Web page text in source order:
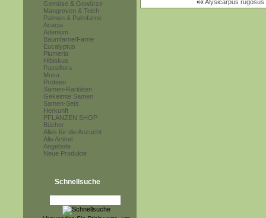
Gemüse & Gewürze
Mangroven & Teich
Palmen & Palmfarne
Acacia
Adenium
Baumfarne/Farne
Eucalyptus
Plumeria
Hibiskus
Passiflora
Musa
Proteen
Samen-Raritäten
Gekeimte Samen
Samen-Sets
Herkunft
PFLANZEN SHOP
Bücher
Alles für die Anzucht
Alle Artikel
Angebote
Neue Produkte
Schnellsuche
««Alysicarpus rugosus